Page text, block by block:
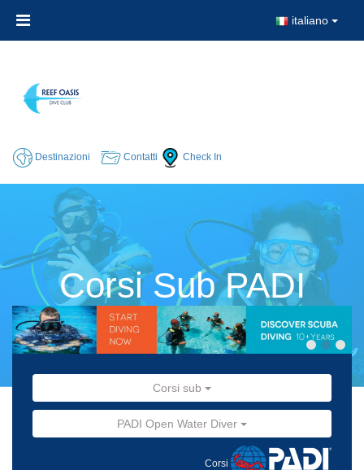
italiano
Destinazioni Contatti Check In
Corsi Sub PADI
Corsi sub
PADI Open Water Diver
Corsi